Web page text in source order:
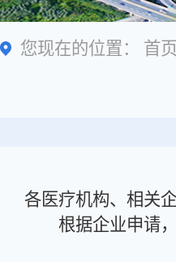
您现在的位置： 首页
各医疗机构、相关企
根据企业申请，